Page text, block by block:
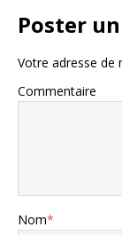
Poster
Votre adresse de
Commentaire
Nom*